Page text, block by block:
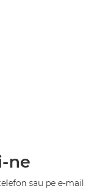
ne
sau pe e-mail